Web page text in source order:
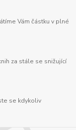
Vám částku v plné
za stále se snižující
se kdykoliv